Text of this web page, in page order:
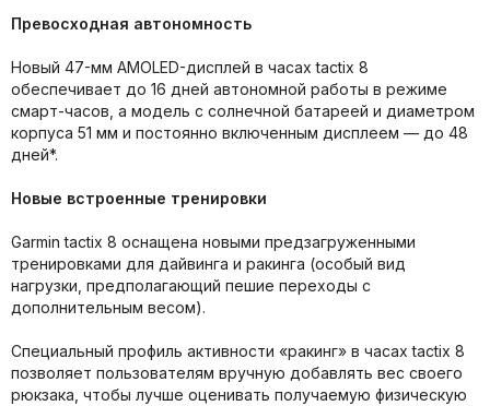
Превосходная автономность
Новый 47-мм AMOLED-дисплей в часах tactix 8
обеспечивает до 16 дней автономной работы в режиме
смарт-часов, а модель с солнечной батареей и диаметром
корпуса 51 мм и постоянно включенным дисплеем — до 48
дней*.
Новые встроенные тренировки
Garmin tactix 8 оснащена новыми предзагруженными
тренировками для дайвинга и ракинга (особый вид
нагрузки, предполагающий пешие переходы с
дополнительным весом).
Специальный профиль активности «ракинг» в часах tactix 8
позволяет пользователям вручную добавлять вес своего
рюкзака, чтобы лучше оценивать получаемую физическую